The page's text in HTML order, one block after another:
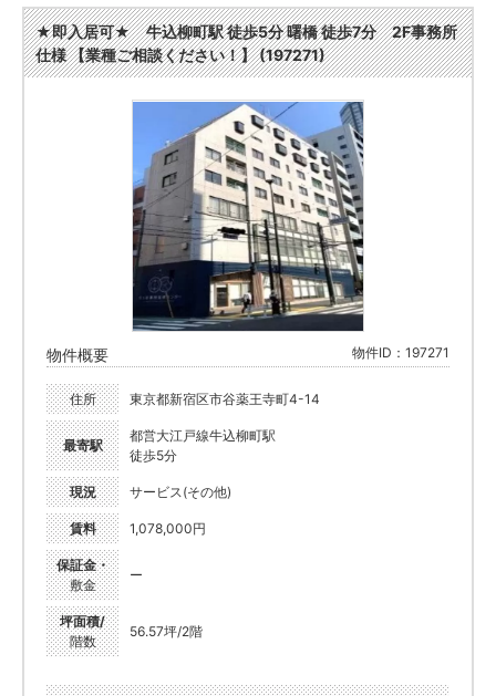
★即入居可★ 牛込柳町駅 徒歩5分 曙橋 徒歩7分 2F事務所
仕様 【業種ご相談ください！】 (197271)
物件概要 物件ID：197271
住所 東京都新宿区市谷薬王寺町4-14
最寄駅
都営大江戸線牛込柳町駅
徒歩5分
現況 サービス(その他)
賃料 1,078,000円
保証金・
敷金
ー
坪面積/
階数
56.57坪/2階